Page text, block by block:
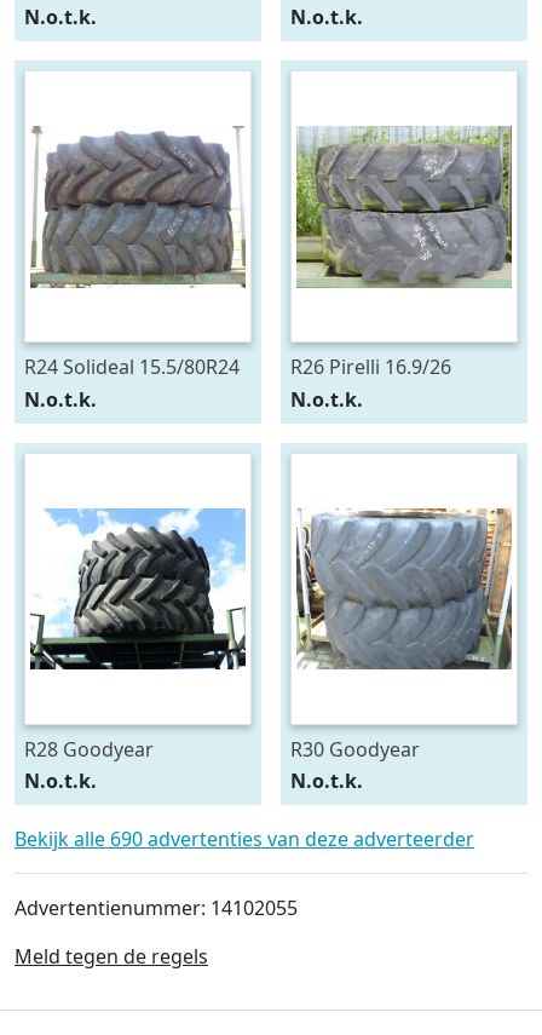
N.o.t.k.
N.o.t.k.
R24 Solideal 15.5/80R24
N.o.t.k.
R26 Pirelli 16.9/26
N.o.t.k.
R28 Goodyear
540/75R28
N.o.t.k.
R30 Goodyear
600/70R30
N.o.t.k.
Bekijk alle 690 advertenties van deze adverteerder
Advertentienummer: 14102055
Meld tegen de regels